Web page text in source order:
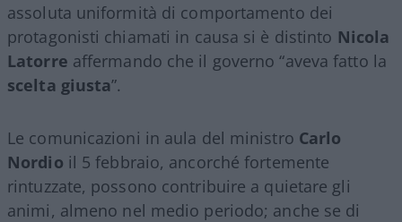
assoluta uniformità di comportamento dei
protagonisti chiamati in causa si è distinto Nicola
Latorre affermando che il governo “aveva fatto la
scelta giusta”.
Le comunicazioni in aula del ministro Carlo
Nordio il 5 febbraio, ancorché fortemente
rintuzzate, possono contribuire a quietare gli
animi, almeno nel medio periodo; anche se di